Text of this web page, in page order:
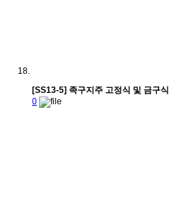
[SS13-5] 족구지주 고정식 및 금구식
0